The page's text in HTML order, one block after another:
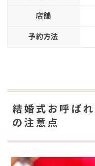
店舗
予約方法
結婚式お呼ば
の注意点